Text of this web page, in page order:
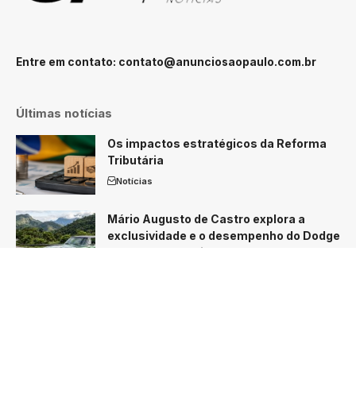
Entre em contato: contato@anunciosaopaulo.com.br
Últimas notícias
Os impactos estratégicos da Reforma
Tributária
Notícias
Mário Augusto de Castro explora a
exclusividade e o desempenho do Dodge
Charger R/T nacional